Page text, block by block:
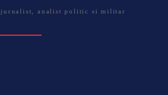
jurnalist, analist politic si militar